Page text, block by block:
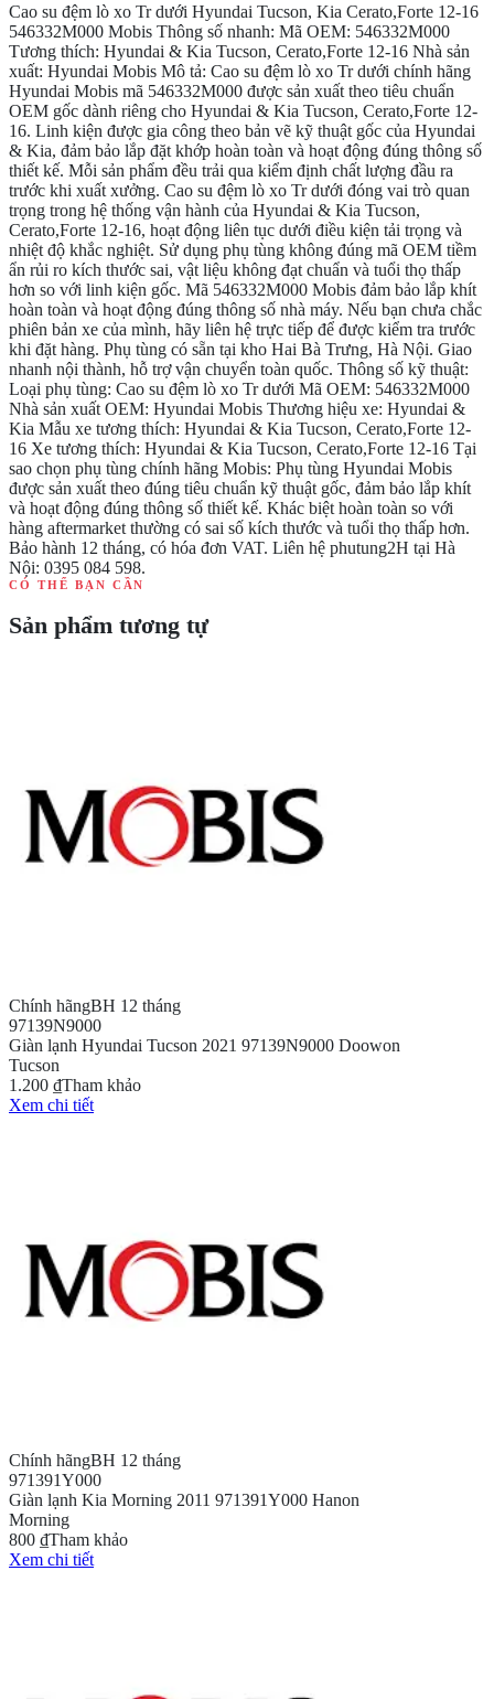
Cao su đệm lò xo Tr dưới Hyundai Tucson, Kia Cerato,Forte 12-16
546332M000 Mobis Thông số nhanh: Mã OEM: 546332M000
Tương thích: Hyundai & Kia Tucson, Cerato,Forte 12-16 Nhà sản
xuất: Hyundai Mobis Mô tả: Cao su đệm lò xo Tr dưới chính hãng
Hyundai Mobis mã 546332M000 được sản xuất theo tiêu chuẩn
OEM gốc dành riêng cho Hyundai & Kia Tucson, Cerato,Forte 12-
16. Linh kiện được gia công theo bản vẽ kỹ thuật gốc của Hyundai
& Kia, đảm bảo lắp đặt khớp hoàn toàn và hoạt động đúng thông số
thiết kế. Mỗi sản phẩm đều trải qua kiểm định chất lượng đầu ra
trước khi xuất xưởng. Cao su đệm lò xo Tr dưới đóng vai trò quan
trọng trong hệ thống vận hành của Hyundai & Kia Tucson,
Cerato,Forte 12-16, hoạt động liên tục dưới điều kiện tải trọng và
nhiệt độ khắc nghiệt. Sử dụng phụ tùng không đúng mã OEM tiềm
ẩn rủi ro kích thước sai, vật liệu không đạt chuẩn và tuổi thọ thấp
hơn so với linh kiện gốc. Mã 546332M000 Mobis đảm bảo lắp khít
hoàn toàn và hoạt động đúng thông số nhà máy. Nếu bạn chưa chắc
phiên bản xe của mình, hãy liên hệ trực tiếp để được kiểm tra trước
khi đặt hàng. Phụ tùng có sẵn tại kho Hai Bà Trưng, Hà Nội. Giao
nhanh nội thành, hỗ trợ vận chuyển toàn quốc. Thông số kỹ thuật:
Loại phụ tùng: Cao su đệm lò xo Tr dưới Mã OEM: 546332M000
Nhà sản xuất OEM: Hyundai Mobis Thương hiệu xe: Hyundai &
Kia Mẫu xe tương thích: Hyundai & Kia Tucson, Cerato,Forte 12-
16 Xe tương thích: Hyundai & Kia Tucson, Cerato,Forte 12-16 Tại
sao chọn phụ tùng chính hãng Mobis: Phụ tùng Hyundai Mobis
được sản xuất theo đúng tiêu chuẩn kỹ thuật gốc, đảm bảo lắp khít
và hoạt động đúng thông số thiết kế. Khác biệt hoàn toàn so với
hàng aftermarket thường có sai số kích thước và tuổi thọ thấp hơn.
Bảo hành 12 tháng, có hóa đơn VAT. Liên hệ phutung2H tại Hà
Nội: 0395 084 598.
CÓ THỂ BẠN CẦN
Sản phẩm tương tự
Chính hãngBH 12 tháng
97139N9000
Giàn lạnh Hyundai Tucson 2021 97139N9000 Doowon
Tucson
1.200 ₫Tham khảo
Xem chi tiết
Chính hãngBH 12 tháng
971391Y000
Giàn lạnh Kia Morning 2011 971391Y000 Hanon
Morning
800 ₫Tham khảo
Xem chi tiết